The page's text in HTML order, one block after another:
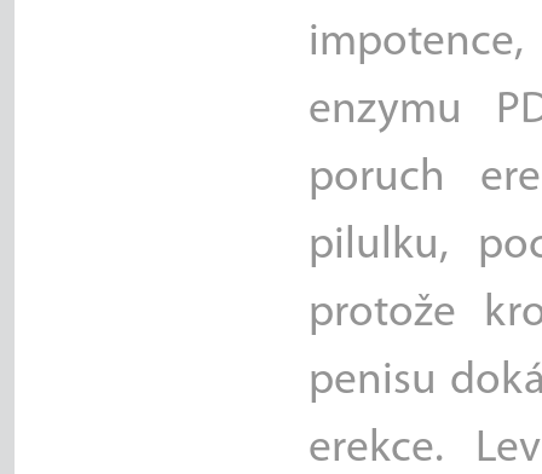
enzymu
poruch
pilulku,
protože
penisu
erekce.